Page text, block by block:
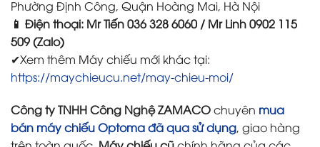
Phường Định Công, Quận Hoàng Mai, Hà Nội
📱 Điện thoại: Mr Tiến 036 328 6060 / Mr Linh 0902 115
509 (Zalo)
✔Xem thêm Máy chiếu mới khác tại:
https://maychieucu.net/may-chieu-moi/
Công ty TNHH Công Nghệ ZAMACOchuyên mua
bán máy chiếu Optoma đã qua sử dụng, giao hàng